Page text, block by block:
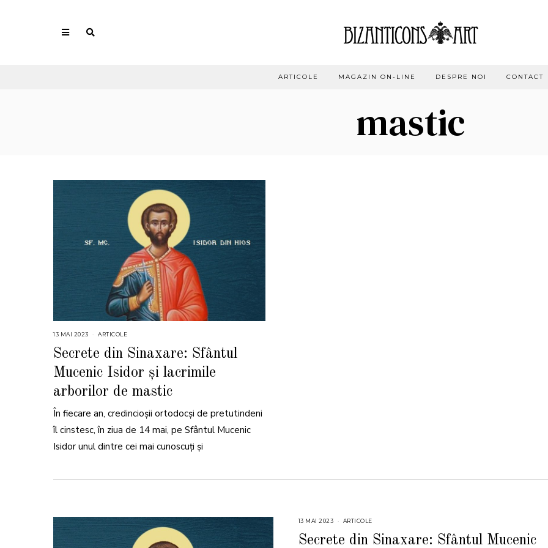
ARTICOLE MAGAZIN ON-LINE DESPRE NOI CONTACT
mastic
13 MAI 2023
M
A
2
0
2
ARTICOLE
Secrete din Sinaxare: Sfântul
Mucenic Isidor și lacrimile
arborilor de mastic
În fiecare an, credincioșii ortodocși de pretutindeni
îl cinstesc, în ziua de 14 mai, pe Sfântul Mucenic
Isidor unul dintre cei mai cunoscuți și
13 MAI 2023
M
A
ARTICOLE
Secrete din Sinaxare: Sfântul Mucenic